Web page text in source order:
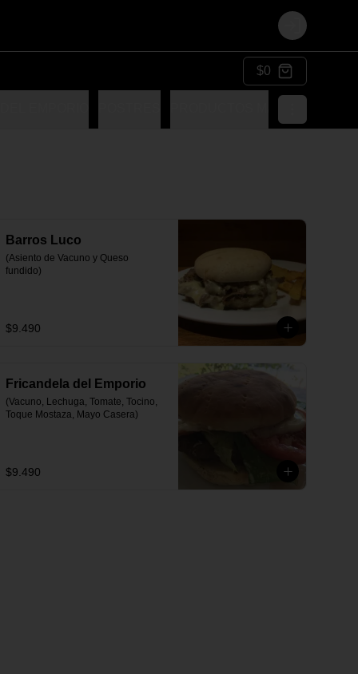
Login
$0
Barros Luco
(Asiento de Vacuno y Queso
fundido)
$9.490
Fricandela del Emporio
(Vacuno, Lechuga, Tomate, Tocino,
Toque Mostaza, Mayo Casera)
$9.490